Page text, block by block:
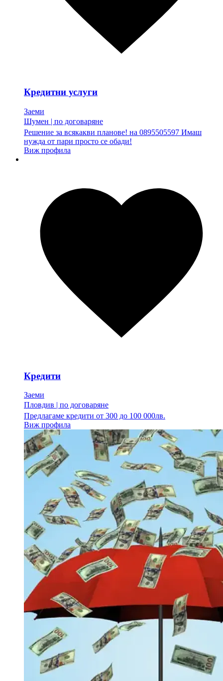
Кредитни услуги
Заеми
Шумен | по договаряне
Решение за всякакви планове! на 0895505597 Имаш
нужда от пари просто се обади!
Виж профила
Кредити
Заеми
Пловдив | по договаряне
Предлагаме кредити от 300 до 100 000лв.
Виж профила